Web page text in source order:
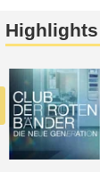
Highlights